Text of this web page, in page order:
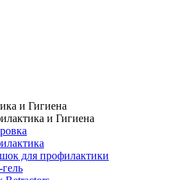
и Гигиена
и Гигиена
для профилактики